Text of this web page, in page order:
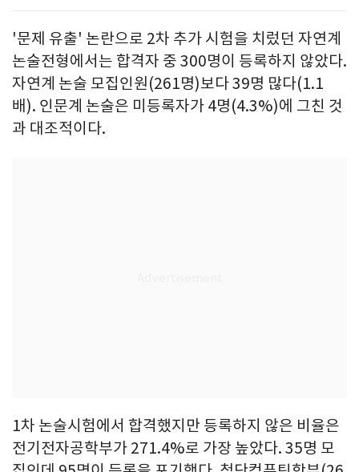
'문제 유출' 논란으로 2차 추가 시험을 치렀던 자연계
논술전형에서는 합격자 중 300명이 등록하지 않았다.
자연계 논술 모집인원(261명)보다 39명 많다(1.1
배). 인문계 논술은 미등록자가 4명(4.3%)에 그친 것
과 대조적이다.
1차 논술시험에서 합격했지만 등록하지 않은 비율은
전기전자공학부가 271.4%로 가장 높았다. 35명 모